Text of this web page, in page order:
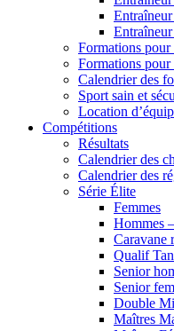
Formations pour
Formations pour
Calendrier des
Sport sain et
Location
Compétitions
Résultats
Calendrier des
Calendrier des
Série Élite
Femmes
Hommes
Caravane
Qualif
Senior
Senior
Double
Maîtres